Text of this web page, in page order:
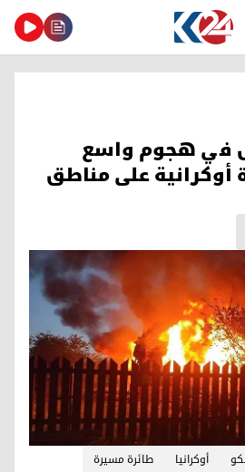
في هجوم واسع
أوكرانية على مناطق
أوكرانيا طائرة مسيرة